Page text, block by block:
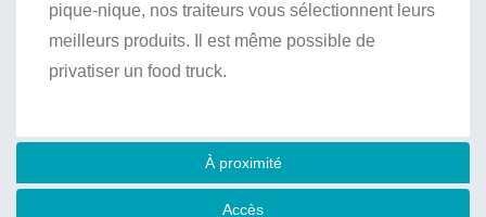
À proximité
Accès
pique-nique, nos traiteurs vous sélectionnent leurs
meilleurs produits. Il est même possible de
privatiser un food truck.